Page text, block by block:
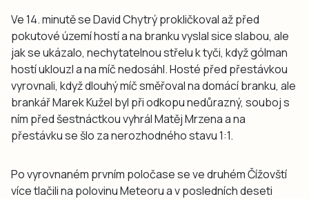
Ve 14. minutě se David Chytrý prokličkoval až před
pokutové území hostí a na branku vyslal sice slabou, ale
jak se ukázalo, nechytatelnou střelu k tyči, když gólman
hostí uklouzl a na míč nedosáhl. Hosté před přestávkou
vyrovnali, když dlouhý míč směřoval na domácí branku, ale
brankář Marek Kužel byl při odkopu nedůrazný, souboj s
ním před šestnáctkou vyhrál Matěj Mrzena a na
přestávku se šlo za nerozhodného stavu 1:1.
Po vyrovnaném prvním poločase se ve druhém Čížovští
více tlačili na polovinu Meteoru a v posledních deseti